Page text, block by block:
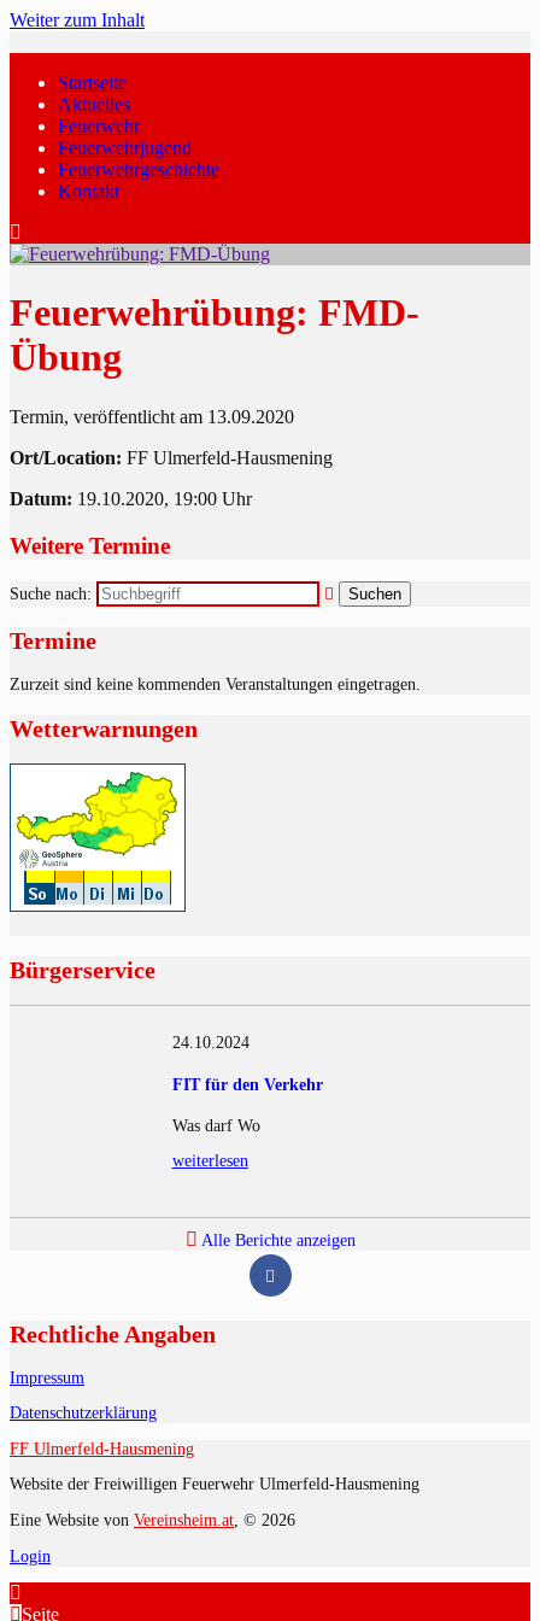
Weiter zum Inhalt
Startseite
Aktuelles
Feuerwehr
Feuerwehrjugend
Feuerwehrgeschichte
Kontakt
Feuerwehrübung: FMD-
Übung
Termin, veröffentlicht am 13.09.2020
Ort/Location: FF Ulmerfeld-Hausmening
Datum: 19.10.2020, 19:00 Uhr
Weitere Termine
Suche nach:
Termine
Zurzeit sind keine kommenden Veranstaltungen eingetragen.
Wetterwarnungen
Bürgerservice
24.10.2024
FIT für den Verkehr
Was darf Wo
weiterlesen
Alle Berichte anzeigen
Rechtliche Angaben
Impressum
Datenschutzerklärung
FF Ulmerfeld-Hausmening
Website der Freiwilligen Feuerwehr Ulmerfeld-Hausmening
Eine Website von Vereinsheim.at, © 2026
Login
Seite